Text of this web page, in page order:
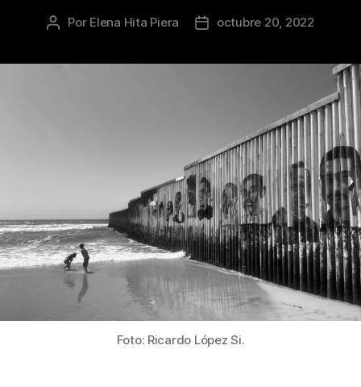
Autor
Por Elena Hita Piera
Fechaoctubre 20, 2022
Foto: Ricardo López Si.